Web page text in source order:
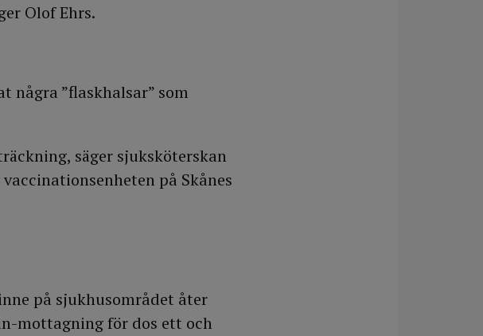
Olof Ehrs.
några ”flaskhalsar” som
säger sjuksköterskan
på Skånes
på sjukhusområdet åter
mottagning för dos ett och